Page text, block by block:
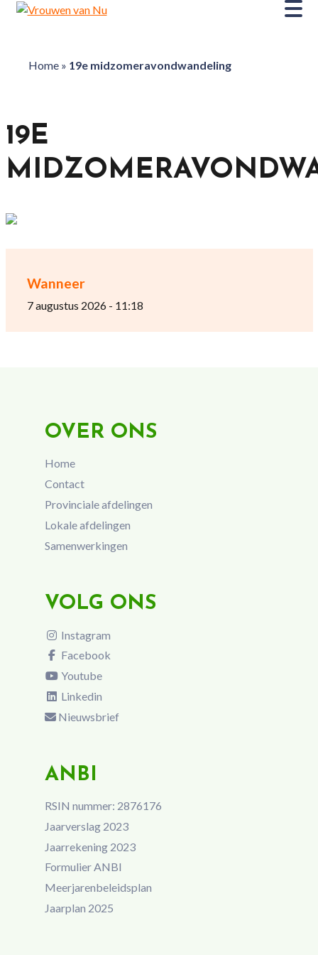
Home» 19e midzomeravondwandeling
Wanneer
7 augustus 2026 - 11:18
19E
OVER ONS
Home
Contact
Provinciale afdelingen
Lokale afdelingen
Samenwerkingen
VOLG ONS
Instagram
Facebook
Youtube
Linkedin
Nieuwsbrief
ANBI
RSIN nummer: 2876176
Jaarverslag 2023
Jaarrekening 2023
Formulier ANBI
Meerjarenbeleidsplan
Jaarplan 2025